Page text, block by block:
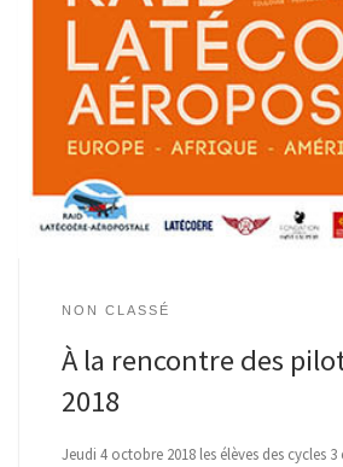
NON CLASSÉ
À la rencontre des
2018
Jeudi 4 octobre 2018 les élèves des cycles 3